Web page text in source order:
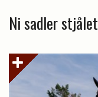
Ni sadler